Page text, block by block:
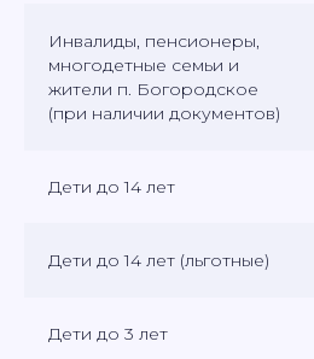
Инвалиды, пенсионеры,
многодетные семьи и
жители п. Богородское
(при наличии документов)
Дети до 14 лет
Дети до 14 лет (льготные)
Дети до 3 лет